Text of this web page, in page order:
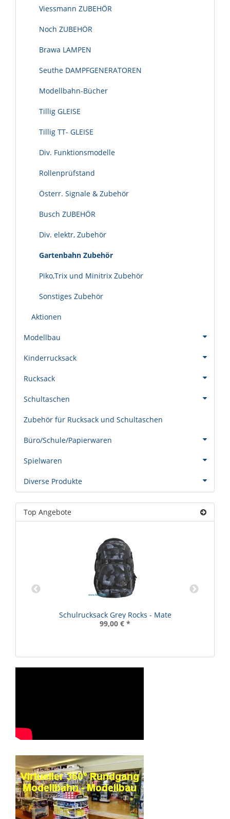
Viessmann ZUBEHÖR
Noch ZUBEHÖR
Brawa LAMPEN
Seuthe DAMPFGENERATOREN
Modellbahn-Bücher
Tillig GLEISE
Tillig TT- GLEISE
Div. Funktionsmodelle
Rollenprüfstand
Österr. Signale & Zubehör
Busch ZUBEHÖR
Div. elektr, Zubehör
Gartenbahn Zubehör
Piko,Trix und Minitrix Zubehör
Sonstiges Zubehör
Aktionen
Modellbau
Kinderrucksack
Rucksack
Schultaschen
Zubehör für Rucksack und Schultaschen
Büro/Schule/Papierwaren
Spielwaren
Diverse Produkte
Top Angebote
Schulrucksack Grey Rocks - Mate
99,00 € *